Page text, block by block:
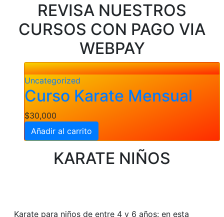
REVISA NUESTROS
CURSOS CON PAGO VIA
WEBPAY
Uncategorized
Curso Karate Mensual
$30,000
Añadir al carrito
KARATE NIÑOS
Karate para niños de entre 4 y 6 años: en esta